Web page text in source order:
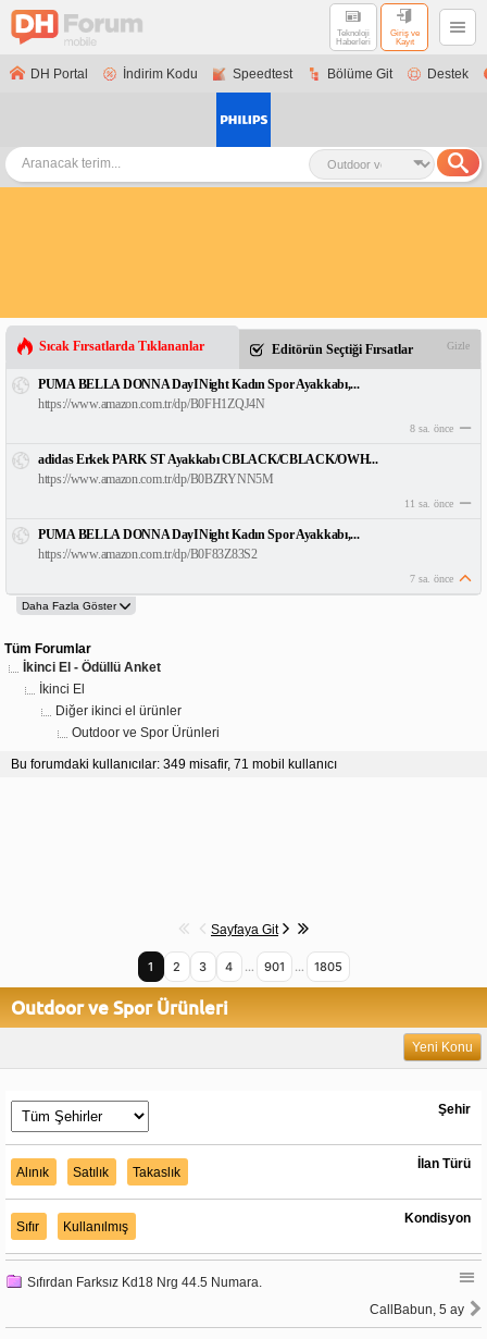
Teknoloji
Haberleri
Giriş ve
Kayıt
DH Portal İndirim Kodu Speedtest Bölüme Git Destek
Sıcak Fırsatlarda Tıklananlar Editörün Seçtiği Fırsatlar Gizle
PUMA BELLA DONNA DayINight Kadın Spor Ayakkabı,...
https://www.amazon.com.tr/dp/B0FH1ZQJ4N
8 sa. önce
adidas Erkek PARK ST Ayakkabı CBLACK/CBLACK/OWH...
https://www.amazon.com.tr/dp/B0BZRYNN5M
11 sa. önce
PUMA BELLA DONNA DayINight Kadın Spor Ayakkabı,...
https://www.amazon.com.tr/dp/B0F83Z83S2
7 sa. önce
Tüm Forumlar
İkinci El - Ödüllü Anket
İkinci El
Diğer ikinci el ürünler
Outdoor ve Spor Ürünleri
Bu forumdaki kullanıcılar: 349 misafir, 71 mobil kullanıcı
Sayfaya Git
1 2 3 4 … 901 … 1805
Outdoor ve Spor Ürünleri
Yeni Konu
Şehir
İlan Türü
Alınık Satılık Takaslık
Kondisyon
Sıfır Kullanılmış
Sıfırdan Farksız Kd18 Nrg 44.5 Numara.
CallBabun, 5 ay